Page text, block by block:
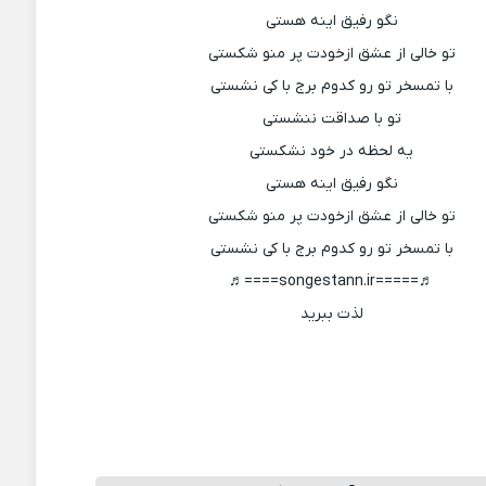
نگو رفیق اینه هستی
تو خالی از عشق ازخودت پر منو شکستی
با تمسخر تو رو کدوم برج با کی نشستی
تو با صداقت ننشستی
یه لحظه در خود نشکستی
نگو رفیق اینه هستی
تو خالی از عشق ازخودت پر منو شکستی
با تمسخر تو رو کدوم برج با کی نشستی
♬=====songestann.ir====♬
لذت ببرید